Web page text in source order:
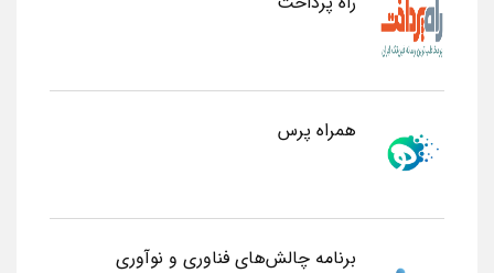
همراه پرس
برنامه چالش‌های فناوری و نوآوری